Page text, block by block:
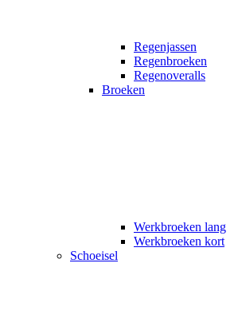
Regenjassen
Regenbroeken
Regenoveralls
Broeken
Werkbroeken lang
Werkbroeken kort
Schoeisel